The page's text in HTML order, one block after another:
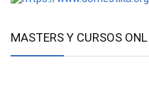
MASTERS Y CURSOS